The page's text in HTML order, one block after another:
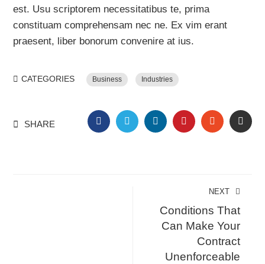
est. Usu scriptorem necessitatibus te, prima
constituam comprehensam nec ne. Ex vim erant
praesent, liber bonorum convenire at ius.
CATEGORIES Business Industries
SHARE FACEBOOK
TWITTERLINKEDINPINTEREST
NEXT
Conditions That
Can Make Your
Contract
Unenforceable